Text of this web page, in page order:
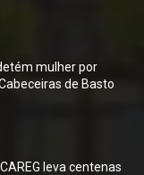
mulher por
de Basto
leva centenas